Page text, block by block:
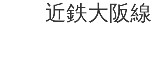
近鉄大阪線